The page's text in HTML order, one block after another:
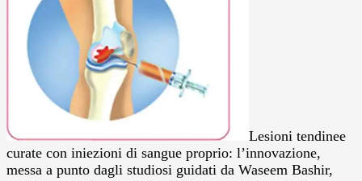
Lesioni tendinee
curate con iniezioni di sangue proprio: l’innovazione,
messa a punto dagli studiosi guidati da Waseem Bashir,